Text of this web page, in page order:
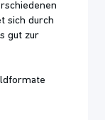
sich durch
gut zur